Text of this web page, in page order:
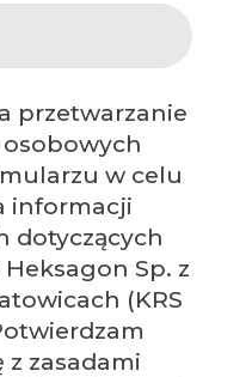
przetwarzanie
w celu
informacji
dotyczących
Sp. z
(KRS
z zasadami